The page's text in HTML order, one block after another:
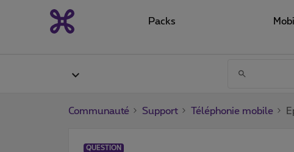
Packs
Communauté Support Téléphonie mobile
QUESTION